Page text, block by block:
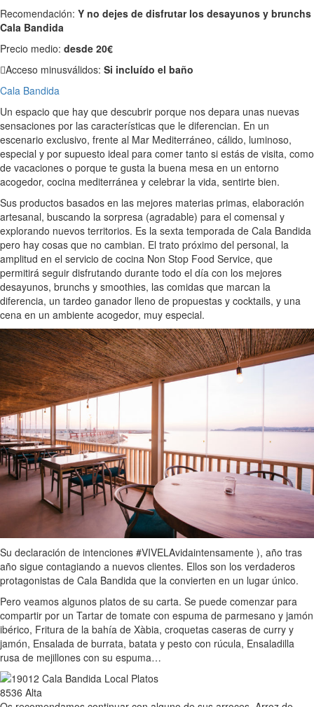
Recomendación: Y no dejes de disfrutar los desayunos y brunchs
Cala Bandida
Precio medio: desde 20€
Acceso minusválidos: Si incluído el baño
Cala Bandida
Un espacio que hay que descubrir porque nos depara unas nuevas
sensaciones por las características que le diferencian. En un
escenario exclusivo, frente al Mar Mediterráneo, cálido, luminoso,
especial y por supuesto ideal para comer tanto si estás de visita, como
de vacaciones o porque te gusta la buena mesa en un entorno
acogedor, cocina mediterránea y celebrar la vida, sentirte bien.
Sus productos basados en las mejores materias primas, elaboración
artesanal, buscando la sorpresa (agradable) para el comensal y
explorando nuevos territorios. Es la sexta temporada de Cala Bandida
pero hay cosas que no cambian. El trato próximo del personal, la
amplitud en el servicio de cocina Non Stop Food Service, que
permitirá seguir disfrutando durante todo el día con los mejores
desayunos, brunchs y smoothies, las comidas que marcan la
diferencia, un tardeo ganador lleno de propuestas y cocktails, y una
cena en un ambiente acogedor, muy especial.
Su declaración de intenciones #VIVELAvidaintensamente ), año tras
año sigue contagiando a nuevos clientes. Ellos son los verdaderos
protagonistas de Cala Bandida que la convierten en un lugar único.
Pero veamos algunos platos de su carta. Se puede comenzar para
compartir por un Tartar de tomate con espuma de parmesano y jamón
ibérico, Fritura de la bahía de Xàbia, croquetas caseras de curry y
jamón, Ensalada de burrata, batata y pesto con rúcula, Ensaladilla
rusa de mejillones con su espuma…